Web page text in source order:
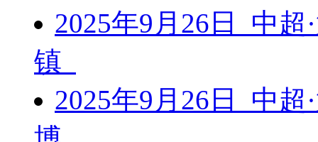
2025年9月26日 中
镇
2025年9月26日 中